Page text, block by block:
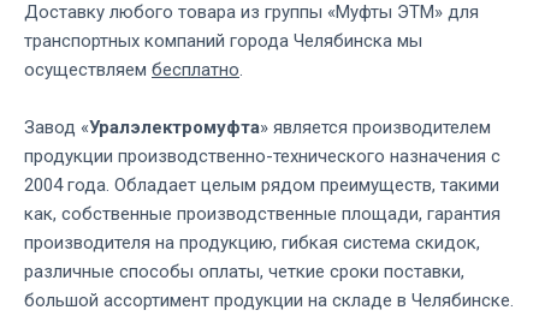
Доставку любого товара из группы «Муфты ЭТМ» для
транспортных компаний города Челябинска мы
осуществляем бесплатно.
Завод «Уралэлектромуфта» является производителем
продукции производственно-технического назначения с
2004 года. Обладает целым рядом преимуществ, такими
как, собственные производственные площади, гарантия
производителя на продукцию, гибкая система скидок,
различные способы оплаты, четкие сроки поставки,
большой ассортимент продукции на складе в Челябинске.